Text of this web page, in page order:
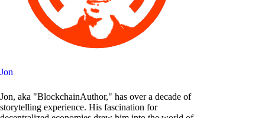
Jon
Jon, aka "BlockchainAuthor," has over a decade of
storytelling experience. His fascination for